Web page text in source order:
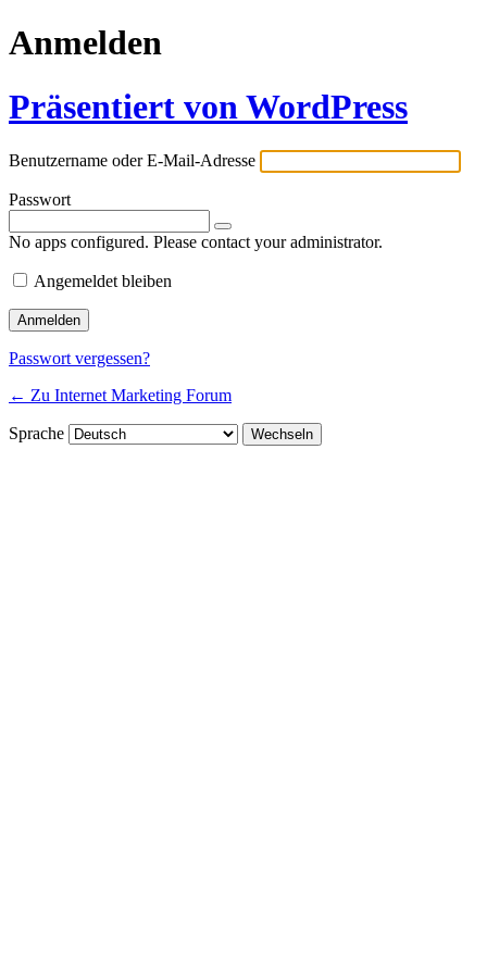
Anmelden
Präsentiert von WordPress
Benutzername oder E-Mail-Adresse
Passwort
No apps configured. Please contact your administrator.
Angemeldet bleiben
Passwort vergessen?
← Zu Internet Marketing Forum
Sprache